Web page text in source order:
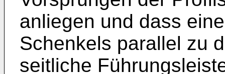
anliegen und dass
Schenkels parallel zu
seitliche